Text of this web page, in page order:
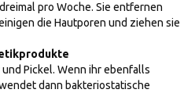
pro Woche. Sie entfernen
die Hautporen und ziehen sie
Pickel. Wenn ihr ebenfalls
dann bakteriostatische